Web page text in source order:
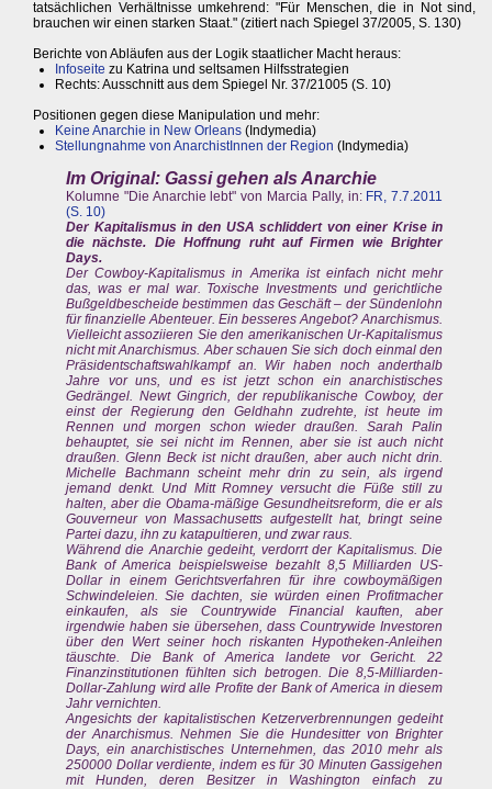
tatsächlichen Verhältnisse umkehrend: "Für Menschen, die in Not sind,
brauchen wir einen starken Staat." (zitiert nach Spiegel 37/2005, S. 130)
Berichte von Abläufen aus der Logik staatlicher Macht heraus:
Infoseite zu Katrina und seltsamen Hilfsstrategien
Rechts: Ausschnitt aus dem Spiegel Nr. 37/21005 (S. 10)
Positionen gegen diese Manipulation und mehr:
Keine Anarchie in New Orleans (Indymedia)
Stellungnahme von AnarchistInnen der Region (Indymedia)
Im Original: Gassi gehen als Anarchie
Kolumne "Die Anarchie lebt" von Marcia Pally, in: FR, 7.7.2011
(S. 10)
Der Kapitalismus in den USA schliddert von einer Krise in
die nächste. Die Hoffnung ruht auf Firmen wie Brighter
Days.
Der Cowboy-Kapitalismus in Amerika ist einfach nicht mehr
das, was er mal war. Toxische Investments und gerichtliche
Bußgeldbescheide bestimmen das Geschäft – der Sündenlohn
für finanzielle Abenteuer. Ein besseres Angebot? Anarchismus.
Vielleicht assoziieren Sie den amerikanischen Ur-Kapitalismus
nicht mit Anarchismus. Aber schauen Sie sich doch einmal den
Präsidentschaftswahlkampf an. Wir haben noch anderthalb
Jahre vor uns, und es ist jetzt schon ein anarchistisches
Gedrängel. Newt Gingrich, der republikanische Cowboy, der
einst der Regierung den Geldhahn zudrehte, ist heute im
Rennen und morgen schon wieder draußen. Sarah Palin
behauptet, sie sei nicht im Rennen, aber sie ist auch nicht
draußen. Glenn Beck ist nicht draußen, aber auch nicht drin.
Michelle Bachmann scheint mehr drin zu sein, als irgend
jemand denkt. Und Mitt Romney versucht die Füße still zu
halten, aber die Obama-mäßige Gesundheitsreform, die er als
Gouverneur von Massachusetts aufgestellt hat, bringt seine
Partei dazu, ihn zu katapultieren, und zwar raus.
Während die Anarchie gedeiht, verdorrt der Kapitalismus. Die
Bank of America beispielsweise bezahlt 8,5 Milliarden US-
Dollar in einem Gerichtsverfahren für ihre cowboymäßigen
Schwindeleien. Sie dachten, sie würden einen Profitmacher
einkaufen, als sie Countrywide Financial kauften, aber
irgendwie haben sie übersehen, dass Countrywide Investoren
über den Wert seiner hoch riskanten Hypotheken-Anleihen
täuschte. Die Bank of America landete vor Gericht. 22
Finanzinstitutionen fühlten sich betrogen. Die 8,5-Milliarden-
Dollar-Zahlung wird alle Profite der Bank of America in diesem
Jahr vernichten.
Angesichts der kapitalistischen Ketzerverbrennungen gedeiht
der Anarchismus. Nehmen Sie die Hundesitter von Brighter
Days, ein anarchistisches Unternehmen, das 2010 mehr als
250000 Dollar verdiente, indem es für 30 Minuten Gassigehen
mit Hunden, deren Besitzer in Washington einfach zu